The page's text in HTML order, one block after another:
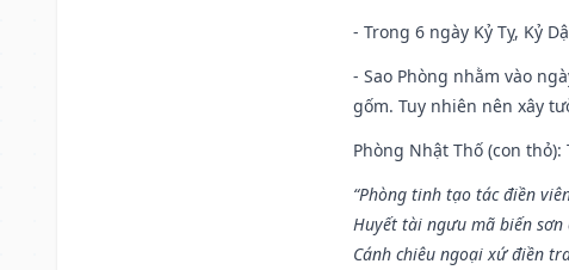
- Trong 6 ngày Kỷ Tỵ, Kỷ
- Sao Phòng nhằm vào
gốm. Tuy nhiên nên xây
Phòng Nhật Thố (con
“Phòng tinh tạo tác điền
Huyết tài ngưu mã biến sơn
Cánh chiêu ngoại xứ điền